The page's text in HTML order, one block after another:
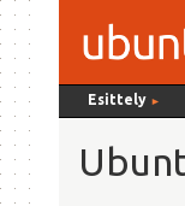
Esittely ►